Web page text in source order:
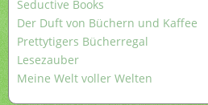
Seductive Books
Der Duft von Büchern und Kaffee
Prettytigers Bücherregal
Lesezauber
Meine Welt voller Welten